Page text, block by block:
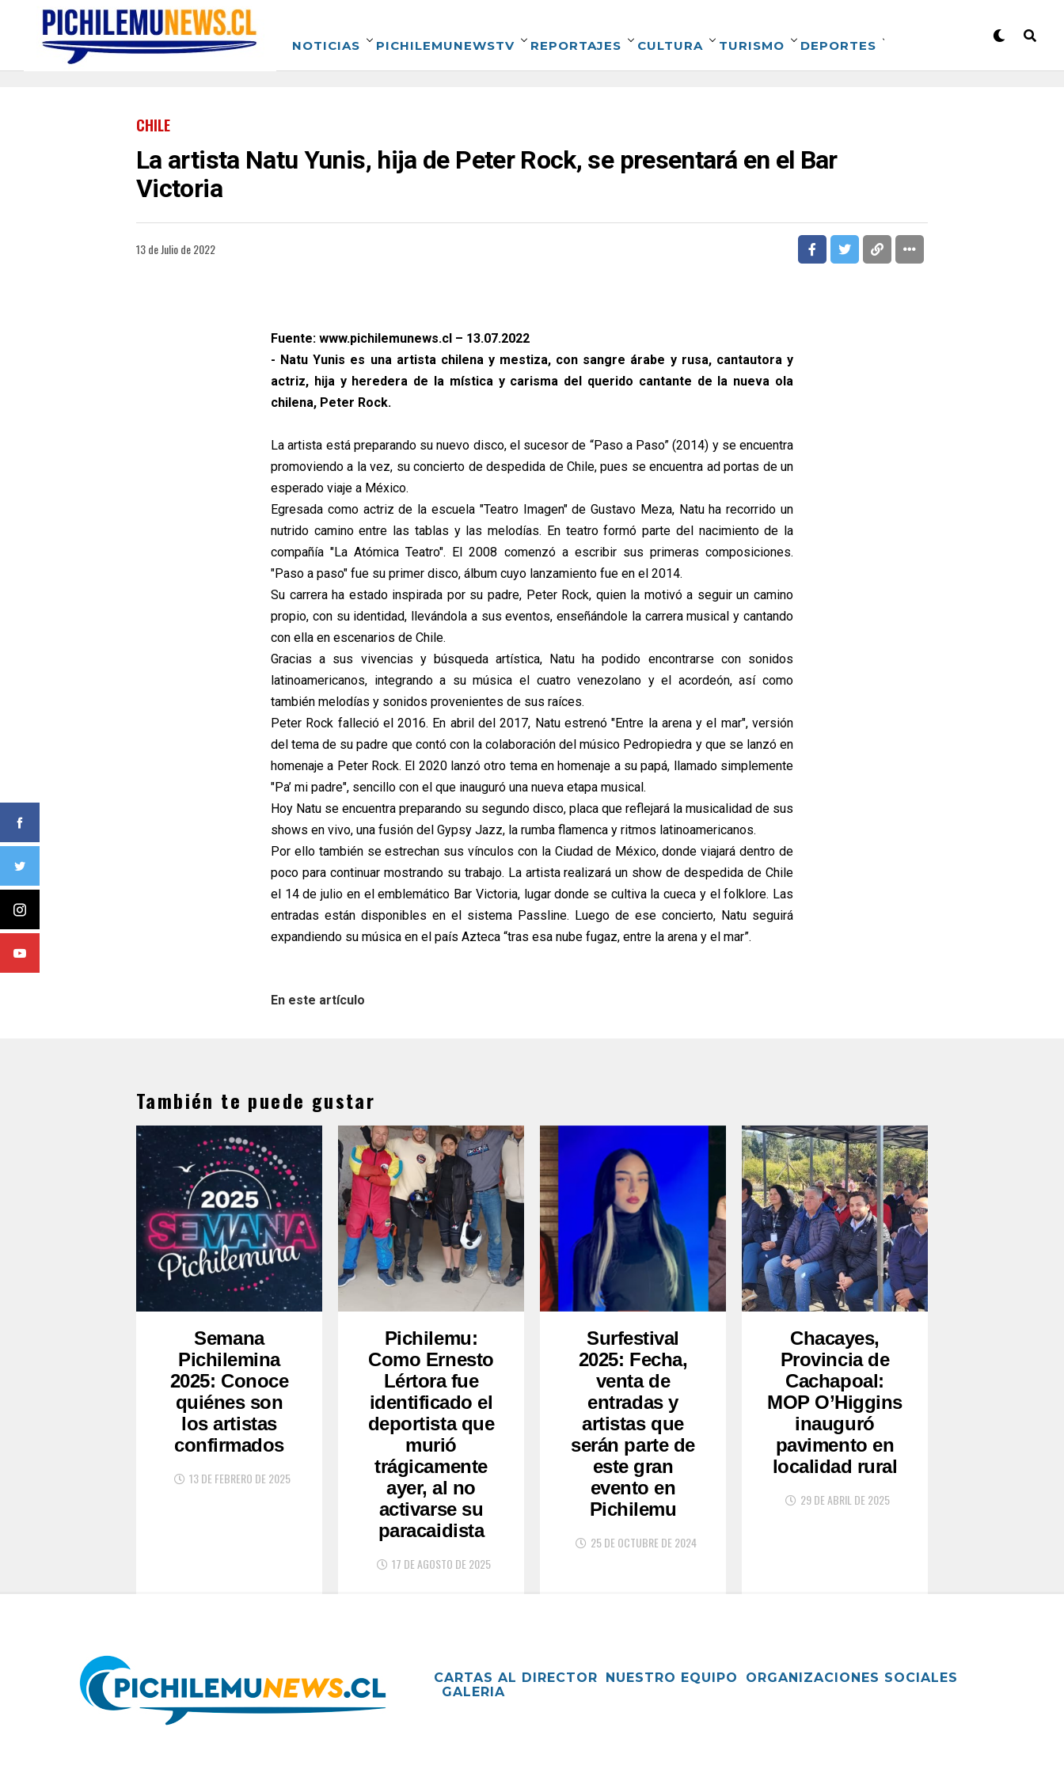
NOTICIAS PICHILEMUNEWSTV REPORTAJES CULTURA TURISMO DEPORTES
CHILE
La artista Natu Yunis, hija de Peter Rock, se presentará en el Bar
Victoria
13 de Julio de 2022
Fuente: www.pichilemunews.cl – 13.07.2022
- Natu Yunis es una artista chilena y mestiza, con sangre árabe y rusa, cantautora y
actriz, hija y heredera de la mística y carisma del querido cantante de la nueva ola
chilena, Peter Rock.
La artista está preparando su nuevo disco, el sucesor de “Paso a Paso” (2014) y se encuentra
promoviendo a la vez, su concierto de despedida de Chile, pues se encuentra ad portas de un
esperado viaje a México.
Egresada como actriz de la escuela "Teatro Imagen" de Gustavo Meza, Natu ha recorrido un
nutrido camino entre las tablas y las melodías. En teatro formó parte del nacimiento de la
compañía "La Atómica Teatro". El 2008 comenzó a escribir sus primeras composiciones.
"Paso a paso" fue su primer disco, álbum cuyo lanzamiento fue en el 2014.
Su carrera ha estado inspirada por su padre, Peter Rock, quien la motivó a seguir un camino
propio, con su identidad, llevándola a sus eventos, enseñándole la carrera musical y cantando
con ella en escenarios de Chile.
Gracias a sus vivencias y búsqueda artística, Natu ha podido encontrarse con sonidos
latinoamericanos, integrando a su música el cuatro venezolano y el acordeón, así como
también melodías y sonidos provenientes de sus raíces.
Peter Rock falleció el 2016. En abril del 2017, Natu estrenó "Entre la arena y el mar", versión
del tema de su padre que contó con la colaboración del músico Pedropiedra y que se lanzó en
homenaje a Peter Rock. El 2020 lanzó otro tema en homenaje a su papá, llamado simplemente
"Pa’ mi padre", sencillo con el que inauguró una nueva etapa musical.
Hoy Natu se encuentra preparando su segundo disco, placa que reflejará la musicalidad de sus
shows en vivo, una fusión del Gypsy Jazz, la rumba flamenca y ritmos latinoamericanos.
Por ello también se estrechan sus vínculos con la Ciudad de México, donde viajará dentro de
poco para continuar mostrando su trabajo. La artista realizará un show de despedida de Chile
el 14 de julio en el emblemático Bar Victoria, lugar donde se cultiva la cueca y el folklore. Las
entradas están disponibles en el sistema Passline. Luego de ese concierto, Natu seguirá
expandiendo su música en el país Azteca “tras esa nube fugaz, entre la arena y el mar”.
En este artículo
También te puede gustar
Semana
Pichilemina
2025: Conoce
quiénes son
los artistas
confirmados
13 DE FEBRERO DE 2025
Pichilemu:
Como Ernesto
Lértora fue
identificado el
deportista que
murió
trágicamente
ayer, al no
activarse su
paracaidista
17 DE AGOSTO DE 2025
Surfestival
2025: Fecha,
venta de
entradas y
artistas que
serán parte de
este gran
evento en
Pichilemu
25 DE OCTUBRE DE 2024
Chacayes,
Provincia de
Cachapoal:
MOP O’Higgins
inauguró
pavimento en
localidad rural
29 DE ABRIL DE 2025
CARTAS AL DIRECTOR NUESTRO EQUIPO
ORGANIZACIONES SOCIALES
GALERIA